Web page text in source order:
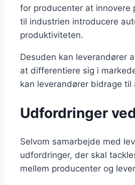
for producenter at innovere
til industrien introducere
produktiviteten.
Desuden kan leverandører
at differentiere sig i
kan leverandører bidrage
Udfordringer
Selvom samarbejde med
udfordringer, der skal
mellem producenter og